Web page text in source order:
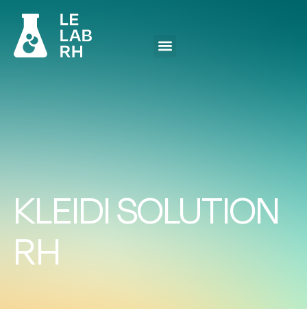
KLEIDI SOLUTION
RH